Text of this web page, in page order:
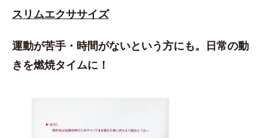
スリムエクササイズ
運動が苦手・時間がないという方にも。日常の動
きを燃焼タイムに！